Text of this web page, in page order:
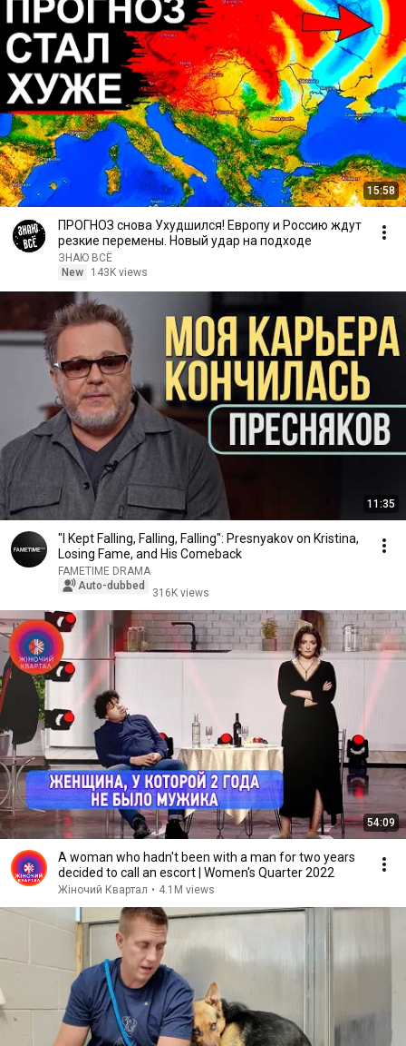
15:58
ПРОГНОЗ снова Ухудшился! Европу и Россию ждут
резкие перемены. Новый удар на подходе
ЗНАЮ ВСЁ
New
143K views
11:35
"I Kept Falling, Falling, Falling": Presnyakov on Kristina,
Losing Fame, and His Comeback
FAMETIME DRAMA
Auto-dubbed
316K views
54:09
A woman who hadn't been with a man for two years
decided to call an escort | Women's Quarter 2022
Жіночий Квартал • 4.1M views